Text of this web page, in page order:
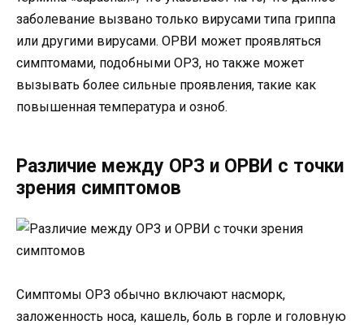
заболевание вызвано только вирусами типа гриппа
или другими вирусами. ОРВИ может проявляться
симптомами, подобными ОРЗ, но также может
вызывать более сильные проявления, такие как
повышенная температура и озноб.
Различие между ОРЗ и ОРВИ с точки
зрения симптомов
Симптомы ОРЗ обычно включают насморк,
заложенность носа, кашель, боль в горле и головную